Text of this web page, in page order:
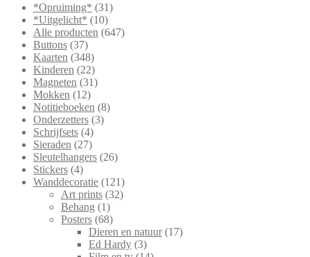
*Opruiming* (31)
*Uitgelicht* (10)
Alle producten (647)
Buttons (37)
Kaarten (348)
Kinderen (22)
Magneten (31)
Mokken (12)
Notitieboeken (8)
Onderzetters (3)
Schrijfsets (4)
Sieraden (27)
Sleutelhangers (26)
Stickers (4)
Wanddecoratie (121)
Art prints (32)
Behang (1)
Posters (68)
Dieren en natuur (17)
Ed Hardy (3)